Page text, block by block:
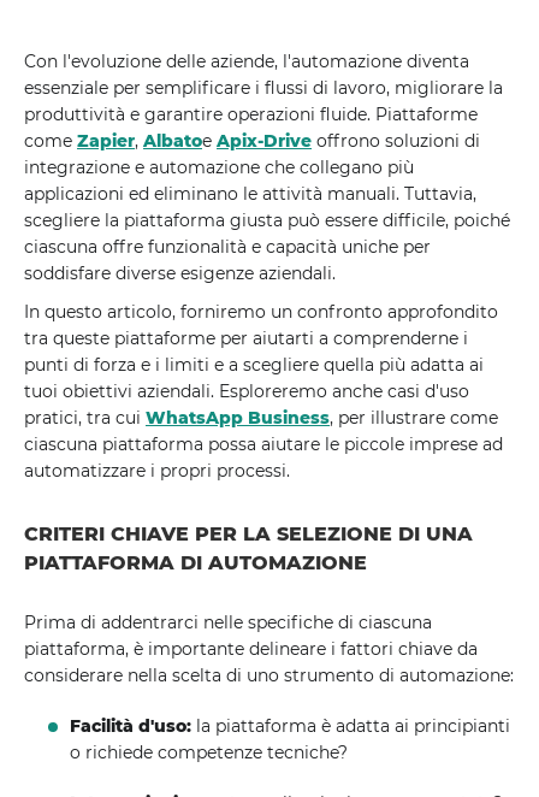
Con l'evoluzione delle aziende, l'automazione diventa
essenziale per semplificare i flussi di lavoro, migliorare la
produttività e garantire operazioni fluide. Piattaforme
come Zapier, Albatoe Apix-Drive offrono soluzioni di
integrazione e automazione che collegano più
applicazioni ed eliminano le attività manuali. Tuttavia,
scegliere la piattaforma giusta può essere difficile, poiché
ciascuna offre funzionalità e capacità uniche per
soddisfare diverse esigenze aziendali.
In questo articolo, forniremo un confronto approfondito
tra queste piattaforme per aiutarti a comprenderne i
punti di forza e i limiti e a scegliere quella più adatta ai
tuoi obiettivi aziendali. Esploreremo anche casi d'uso
pratici, tra cui WhatsApp Business, per illustrare come
ciascuna piattaforma possa aiutare le piccole imprese ad
automatizzare i propri processi.
CRITERI CHIAVE PER LA SELEZIONE DI UNA
PIATTAFORMA DI AUTOMAZIONE
Prima di addentrarci nelle specifiche di ciascuna
piattaforma, è importante delineare i fattori chiave da
considerare nella scelta di uno strumento di automazione:
Facilità d'uso: la piattaforma è adatta ai principianti
o richiede competenze tecniche?